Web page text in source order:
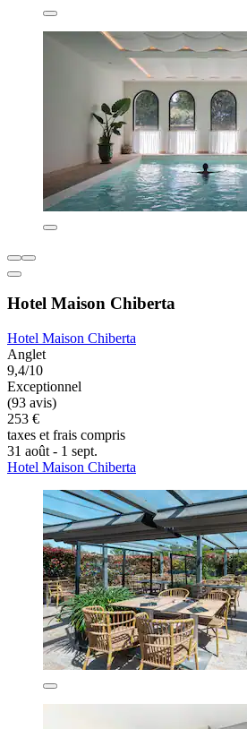
Hotel Maison Chiberta
Hotel Maison Chiberta
Anglet
9,4/10
Exceptionnel
(93 avis)
253 €
taxes et frais compris
31 août - 1 sept.
Hotel Maison Chiberta